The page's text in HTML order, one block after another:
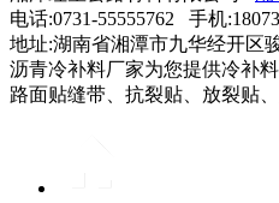
电话:0731-55555762 手机
地址:湖南省湘潭市九华经开区
沥青冷补料厂家为您提供冷补
路面贴缝带、抗裂贴、放裂贴